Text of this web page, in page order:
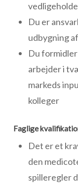
Du er
udbygning
Du
arbejder i
markeds
kolleger
Faglige
Det er et
den
spilleregler